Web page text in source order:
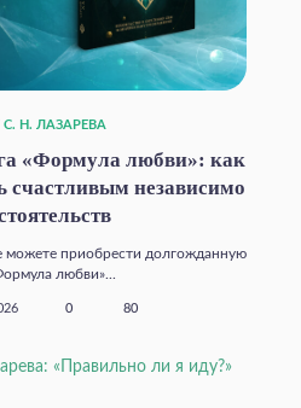
С. Н. ЛАЗАРЕВА
«Формула любви»: как
счастливым независимо
можете приобрести долгожданную
любви»...
0 80